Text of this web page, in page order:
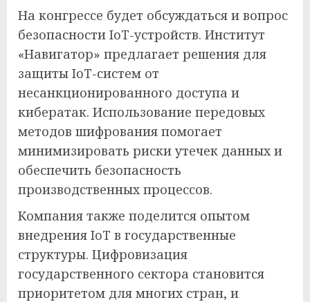
На конгрессе будет обсуждаться и вопрос
безопасности IoT-устройств. Институт
«Навигатор» предлагает решения для
защиты IoT-систем от
несанкционированного доступа и
кибератак. Использование передовых
методов шифрования помогает
минимизировать риски утечек данных и
обеспечить безопасность
производственных процессов.
Компания также поделится опытом
внедрения IoT в государственные
структуры. Цифровизация
государственного сектора становится
приоритетом для многих стран, и